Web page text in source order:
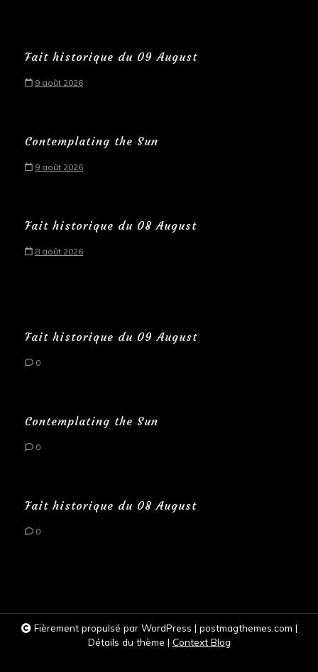
Fait historique du 09 August
9 août 2026
Contemplating the Sun
9 août 2026
Fait historique du 08 August
8 août 2026
Fait historique du 09 August
0
Contemplating the Sun
0
Fait historique du 08 August
0
Fièrement propulsé par WordPress | postmagthemes.com |
Détails du thème | Context Blog